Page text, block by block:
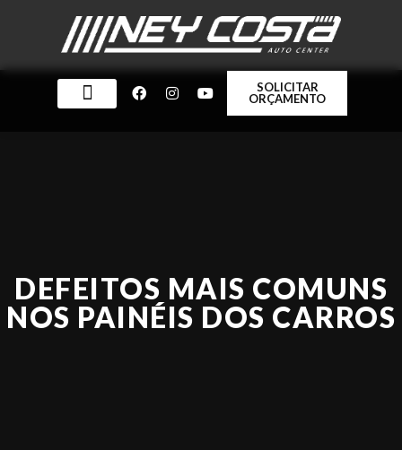
SOLICITAR
ORÇAMENTO
DEFEITOS MAIS COMUNS
NOS PAINÉIS DOS CARROS